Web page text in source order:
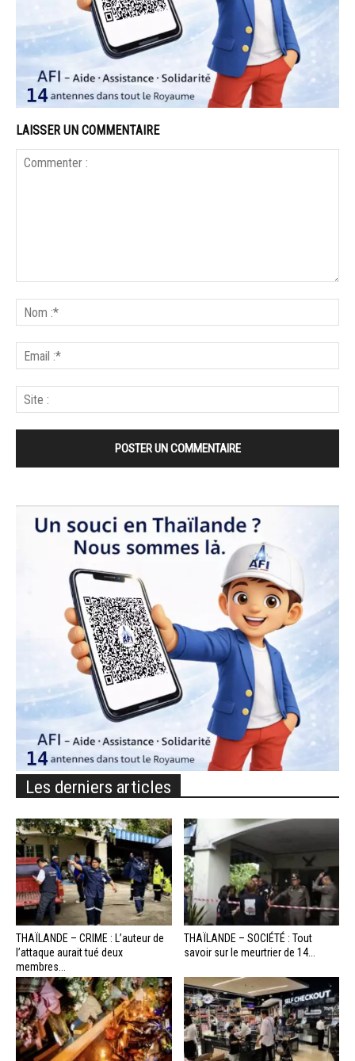
LAISSER UN COMMENTAIRE
Les derniers articles
THAÏLANDE – CRIME : L’auteur de
l’attaque aurait tué deux
membres...
THAÏLANDE – SOCIÉTÉ : Tout
savoir sur le meurtrier de 14...